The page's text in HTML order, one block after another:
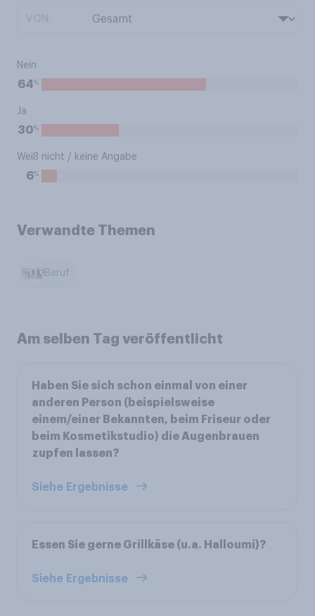
Nein
64%
Ja
30%
Weiß nicht / keine Angabe
6%
Verwandte Themen
Beruf
Am selben Tag veröffentlicht
Haben Sie sich schon einmal von einer
anderen Person (beispielsweise
einem/einer Bekannten, beim Friseur oder
beim Kosmetikstudio) die Augenbrauen
zupfen lassen?
Siehe Ergebnisse
Essen Sie gerne Grillkäse (u.a. Halloumi)?
Siehe Ergebnisse